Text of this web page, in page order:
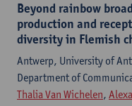
Beyond rainbow
production and
diversity in Flemish
Antwerp, University of
Department of
Thalia Van Wichelen,